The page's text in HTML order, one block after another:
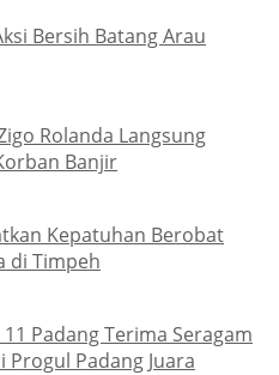
Bersih Batang Arau
Rolanda Langsung
Banjir
Kepatuhan Berobat
di Timpeh
Padang Terima Seragam
Progul Padang Juara